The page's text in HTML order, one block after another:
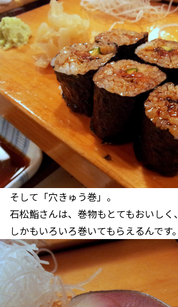
そして「穴きゅう巻」。
石松鮨さんは、巻物もとてもおいしく、
しかもいろいろ巻いてもらえるんです。